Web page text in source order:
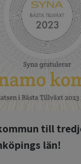
till
län!